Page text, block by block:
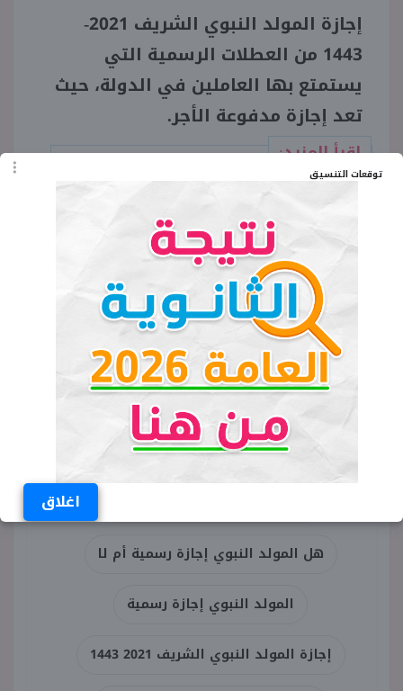
توقعات التنسيق
اغلاق
إجازة المولد النبوي الشريف 2021-
1443 من العطلات الرسمية التي
يستمتع بها العاملين في الدولة، حيث
تعد إجازة مدفوعة الأجر.
اقرأ المزيد:
الجدير بالذكر، أن إجازة المولد النبوي
الشريف 2021-
1443 هي آخر الإجازات
التي سيحصل عليها المواطنين في
هذا العام، لتنتهي بها رصيد الإجازات
السنوية الرسمية الممنوحة من قبل
الدولة.
الكلمات المفتاحية
هل المولد النبوي إجازة رسمية أم لا
المولد النبوي إجازة رسمية
إجازة المولد النبوي الشريف 2021 1443